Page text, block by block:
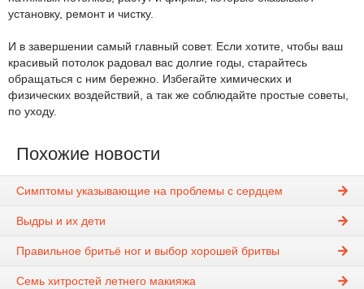
установку, ремонт и чистку.
И в завершении самый главный совет. Если хотите, чтобы ваш
красивый потолок радовал вас долгие годы, старайтесь
обращаться с ним бережно. Избегайте химических и
физических воздействий, а так же соблюдайте простые советы,
по уходу.
Похожие новости
Симптомы указывающие на проблемы с сердцем
Выдры и их дети
Правильное бритьё ног и выбор хорошей бритвы
Семь хитростей летнего макияжа